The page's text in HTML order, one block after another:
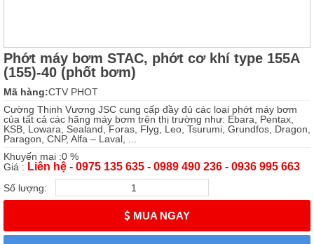
Phớt máy bơm STAC, phớt cơ khí type 155A
(155)-40 (phốt bơm)
Mã hàng:CTV PHOT
Cường Thịnh Vương JSC cung cấp đầy đủ các loại phớt máy bơm
của tất cả các hãng máy bơm trên thị trường như: Ebara, Pentax,
KSB, Lowara, Sealand, Foras, Flyg, Leo, Tsurumi, Grundfos, Dragon,
Paragon, CNP, Alfa – Laval, ...
Khuyến mại :0 %
Giá : Liên hệ - 0975 135 635 - 0989 490 236 - 0936 995 663
Số lượng:
MUA NGAY